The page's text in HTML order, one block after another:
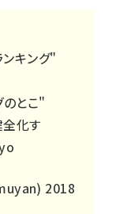
キング"
のとこ"
化す
2018